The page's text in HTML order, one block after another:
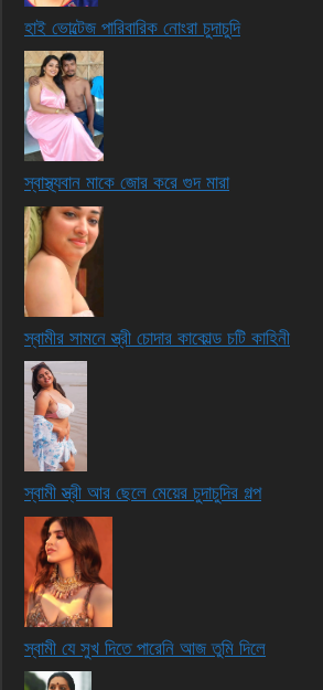
হাই ভোল্টেজ পারিবারিক নোংরা চুদাচুদি
স্বাস্থ্যবান মাকে জোর করে গুদ মারা
স্বামীর সামনে স্ত্রী চোদার কাকোল্ড চটি কাহিনী
স্বামী স্ত্রী আর ছেলে মেয়ের চুদাচুদির গল্প
স্বামী যে সুখ দিতে পারেনি আজ তুমি দিলে